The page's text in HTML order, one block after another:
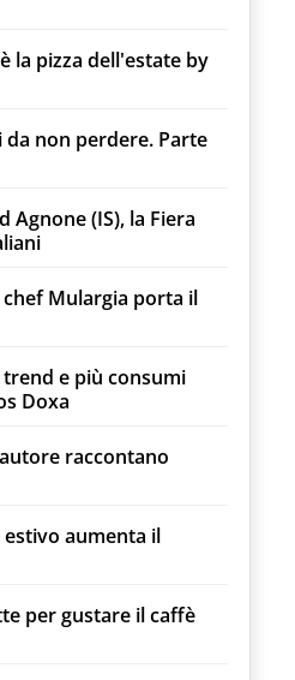
la pizza dell'estate by
non perdere. Parte
Agnone (IS), la Fiera
Mulargia porta il
e più consumi
Doxa
raccontano
aumenta il
per gustare il caffè